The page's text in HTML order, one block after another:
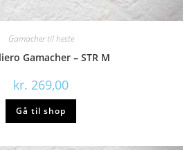
Gamacher til heste
Gamacher – STR M
kr. 269,00
Gå til shop